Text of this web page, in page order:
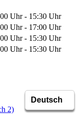
Uhr - 15:30 Uhr
Uhr - 17:00 Uhr
Uhr - 15:30 Uhr
Uhr - 15:30 Uhr
2)